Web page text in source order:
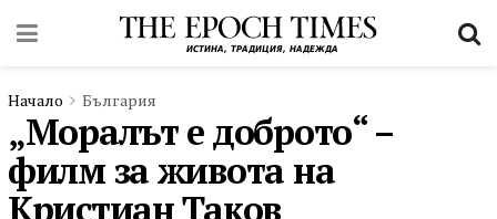
Начало България
„Моралът е доброто“ –
филм за живота на
Кристиан Таков